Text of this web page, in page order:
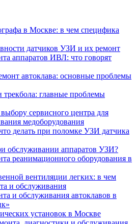
в Москве: в чем специфика
датчиков УЗИ и их ремонт
аппаратов ИВЛ: что говорят
автоклава: основные проблемы
трекбола: главные проблемы
сервисного центра для
медоборудования
делать при поломке УЗИ датчика
обслуживании аппаратов УЗИ?
реанимационного оборудования в
вентиляции легких: в чем
и обслуживания
и обслуживания автоклавов в
установок в Москве